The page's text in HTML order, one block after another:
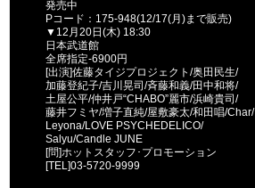
発売中
Pコード：175-948(12/17(月)まで販売)
▼12月20日(木) 18:30
日本武道館
全席指定-6900円
[出演]佐藤タイジプロジェクト/奥田民生/
加藤登紀子/吉川晃司/斉藤和義/田中和将/
土屋公平/仲井戸“CHABO”麗市/浜崎貴司/
藤井フミヤ/増子直純/屋敷豪太/和田唱/Char/
Leyona/LOVE PSYCHEDELICO/
Salyu/Candle JUNE
[問]ホットスタッフ･プロモーション
[TEL]03-5720-9999